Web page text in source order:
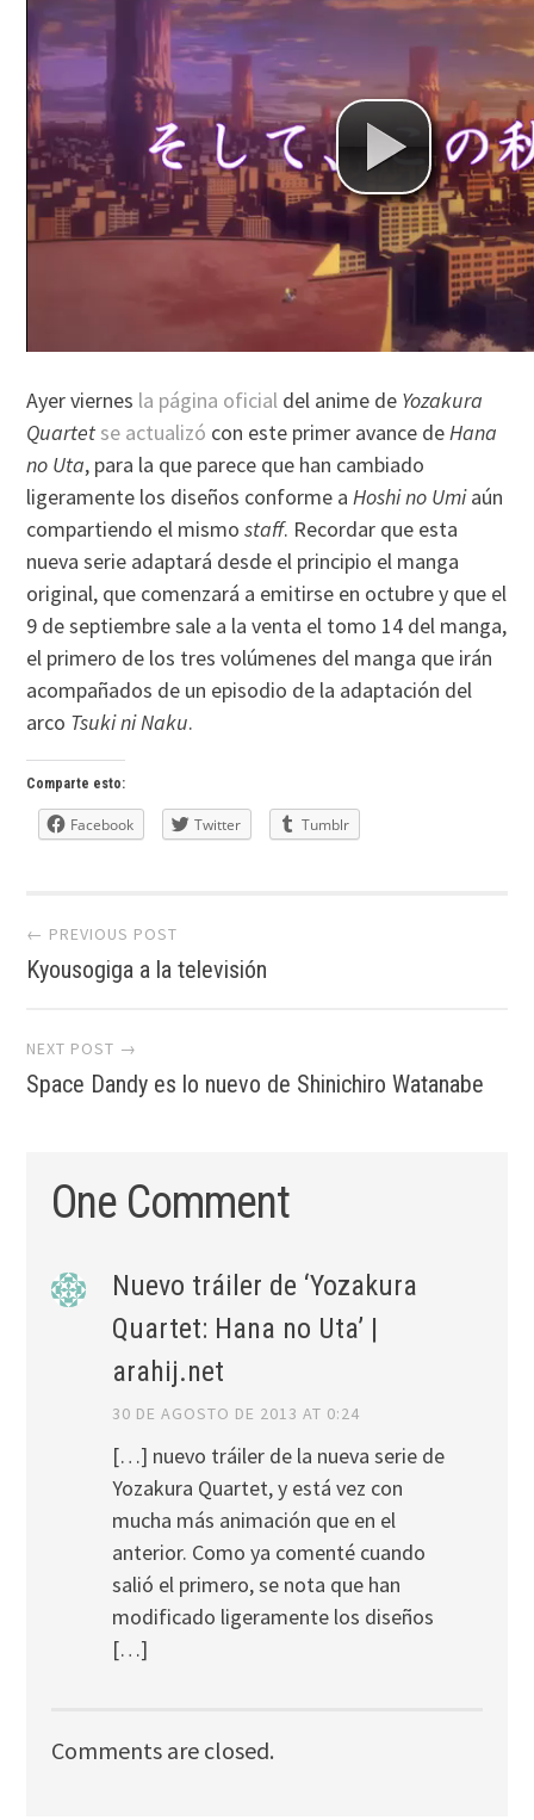
Ayer viernes la página oficial del anime de Yozakura
Quartet se actualizó con este primer avance deHana
no Uta, para la que parece que han cambiado
ligeramente los diseños conforme aHoshi no Umiaún
compartiendo el mismostaff. Recordar que esta
nueva serie adaptará desde el principio el manga
original, que comenzará a emitirse en octubre y que el
9 de septiembre sale a la venta el tomo 14 del manga,
el primero de los tres volúmenes del manga que irán
acompañados de un episodio de la adaptación del
arco Tsuki ni Naku.
Comparte esto:
Facebook Twitter Tumblr
Post
navigation
← PREVIOUS POST
Kyousogiga a la televisión
NEXT POST →
Space Dandy es lo nuevo de Shinichiro Watanabe
One Comment
Nuevo tráiler de ‘Yozakura
Quartet: Hana no Uta’ |
arahij.net
30 DE AGOSTO DE 2013 AT 0:24
[…] nuevo tráiler de la nueva serie de
Yozakura Quartet, y está vez con
mucha más animación que en el
anterior. Como ya comenté cuando
salió el primero, se nota que han
modificado ligeramente los diseños
[…]
Comments are closed.